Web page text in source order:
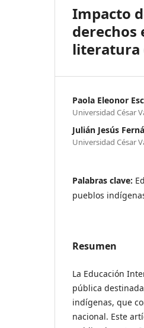
Impacto
derechos
literatura
Paola Eleonor
Universidad César
Julián Jesús
Universidad César
Palabras clave:
pueblos
Resumen
La Educación
pública
indígenas, que
nacional. Este